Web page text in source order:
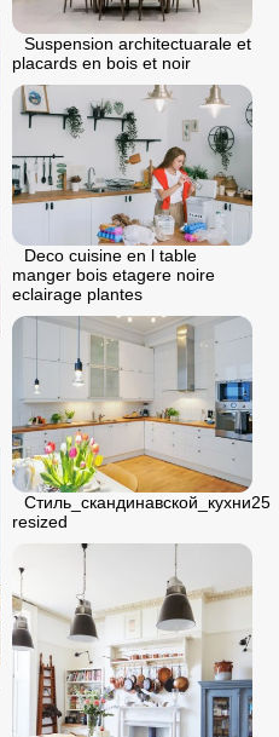
Suspension architectuarale et
placards en bois et noir
Deco cuisine en l table
manger bois etagere noire
eclairage plantes
Стиль_скандинавской_кухни25
resized